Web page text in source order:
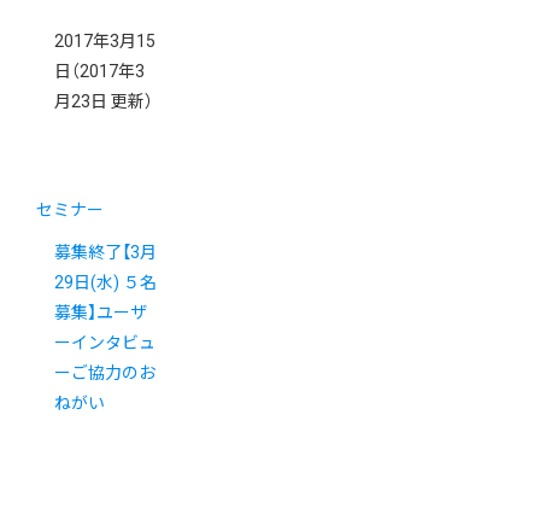
2017年3月15
日 （2017年3
月23日 更新）
セミナー
募集終了【3月
29日(水) ５名
募集】ユーザ
ーインタビュ
ーご協力のお
ねがい